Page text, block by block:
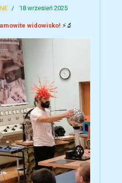
18 wrzesień 2025
widowisko! ⚡🔬